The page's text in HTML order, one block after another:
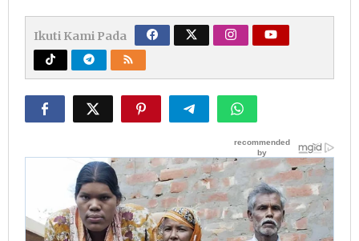
Ikuti Kami Pada